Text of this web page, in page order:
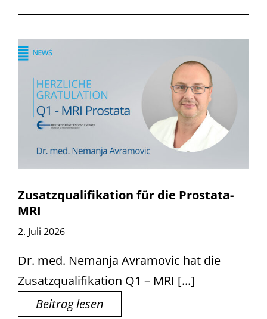
Zusatzqualifikation für die Prostata-
MRI
2. Juli 2026
Dr. med. Nemanja Avramovic hat die
Zusatzqualifikation Q1 – MRI [...]
Beitrag lesen